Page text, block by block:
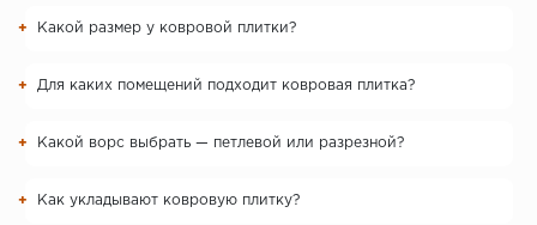
Какой размер у ковровой плитки?
Для каких помещений подходит ковровая плитка?
Какой ворс выбрать — петлевой или разрезной?
Как укладывают ковровую плитку?